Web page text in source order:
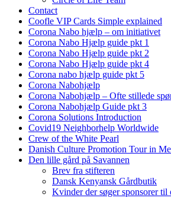
Contact
Coofle VIP Cards Simple explained
Corona Nabo hjælp – om initiativet
Corona Nabo Hjælp guide pkt 1
Corona Nabo Hjælp guide pkt 2
Corona Nabo Hjælp guide pkt 4
Corona nabo hjælp guide pkt 5
Corona Nabohjælp
Corona Nabohjælp – Ofte stillede
Corona Nabohjælp Guide pkt 3
Corona Solutions Introduction
Covid19 Neighborhelp Worldwide
Crew of the White Pearl
Danish Culture Promotion Tour in
Den lille gård på Savannen
Brev fra stifteren
Dansk Kenyansk Gårdbutik
Kvinder der søger sponsorer